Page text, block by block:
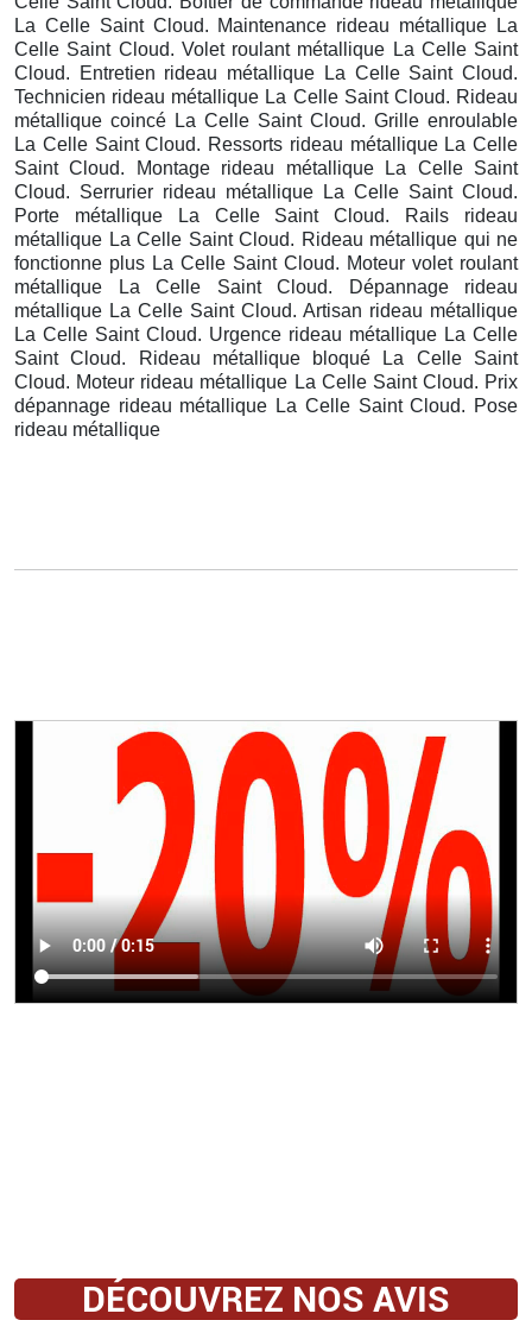
La Celle Saint Cloud. Maintenance rideau métallique La
Celle Saint Cloud. Volet roulant métallique La Celle Saint
Cloud. Entretien rideau métallique La Celle Saint Cloud.
Technicien rideau métallique La Celle Saint Cloud. Rideau
métallique coincé La Celle Saint Cloud. Grille enroulable
La Celle Saint Cloud. Ressorts rideau métallique La Celle
Saint Cloud. Montage rideau métallique La Celle Saint
Cloud. Serrurier rideau métallique La Celle Saint Cloud.
Porte métallique La Celle Saint Cloud. Rails rideau
métallique La Celle Saint Cloud. Rideau métallique qui ne
fonctionne plus La Celle Saint Cloud. Moteur volet roulant
métallique La Celle Saint Cloud. Dépannage rideau
métallique La Celle Saint Cloud. Artisan rideau métallique
La Celle Saint Cloud. Urgence rideau métallique La Celle
Saint Cloud. Rideau métallique bloqué La Celle Saint
Cloud. Moteur rideau métallique La Celle Saint Cloud. Prix
dépannage rideau métallique La Celle Saint Cloud. Pose
rideau métallique
DÉCOUVREZ NOS AVIS